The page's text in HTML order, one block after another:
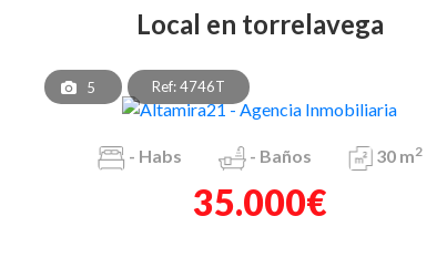
local en torrelavega
5 Ref: 4746T
- Habs - Baños 30 m2
35.000€